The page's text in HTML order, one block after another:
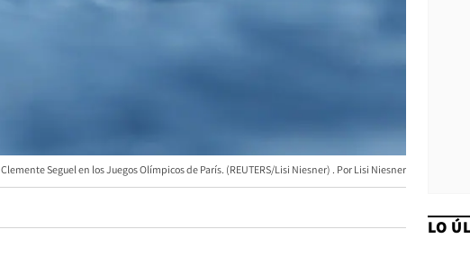
Clemente Seguel en los Juegos Olímpicos de París. (REUTERS/Lisi Niesner) Lisi Niesner
LO